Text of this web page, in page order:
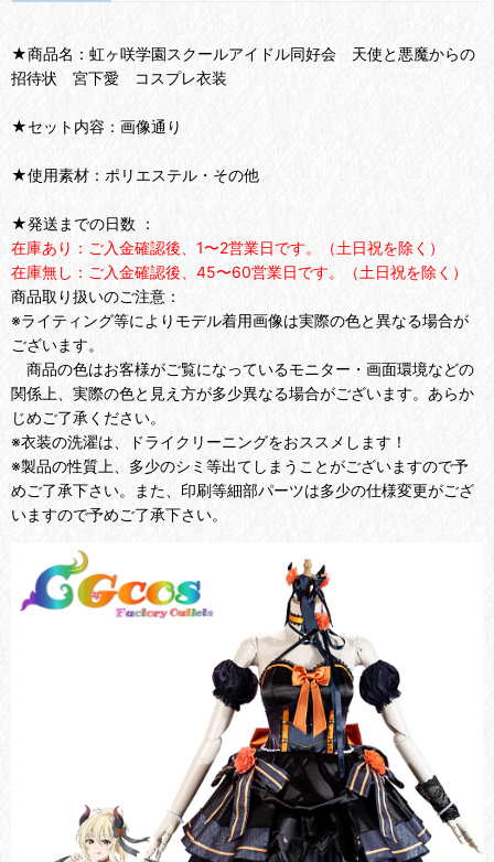
★商品名：虹ヶ咲学園スクールアイドル同好会 天使と悪魔からの
招待状 宮下愛 コスプレ衣装
★セット内容：画像通り
★使用素材：ポリエステル・その他
★発送までの日数 ：
在庫あり：ご入金確認後、1〜2営業日です。（土日祝を除く）
在庫無し：ご入金確認後、45〜60営業日です。（土日祝を除く）
商品取り扱いのご注意：
※ライティング等によりモデル着用画像は実際の色と異なる場合が
ございます。
商品の色はお客様がご覧になっているモニター・画面環境などの
関係上、実際の色と見え方が多少異なる場合がございます。あらか
じめご了承ください。
※衣装の洗濯は、ドライクリーニングをおススメします！
※製品の性質上、多少のシミ等出てしまうことがございますので予
めご了承下さい。また、印刷等細部パーツは多少の仕様変更がござ
いますので予めご了承下さい。